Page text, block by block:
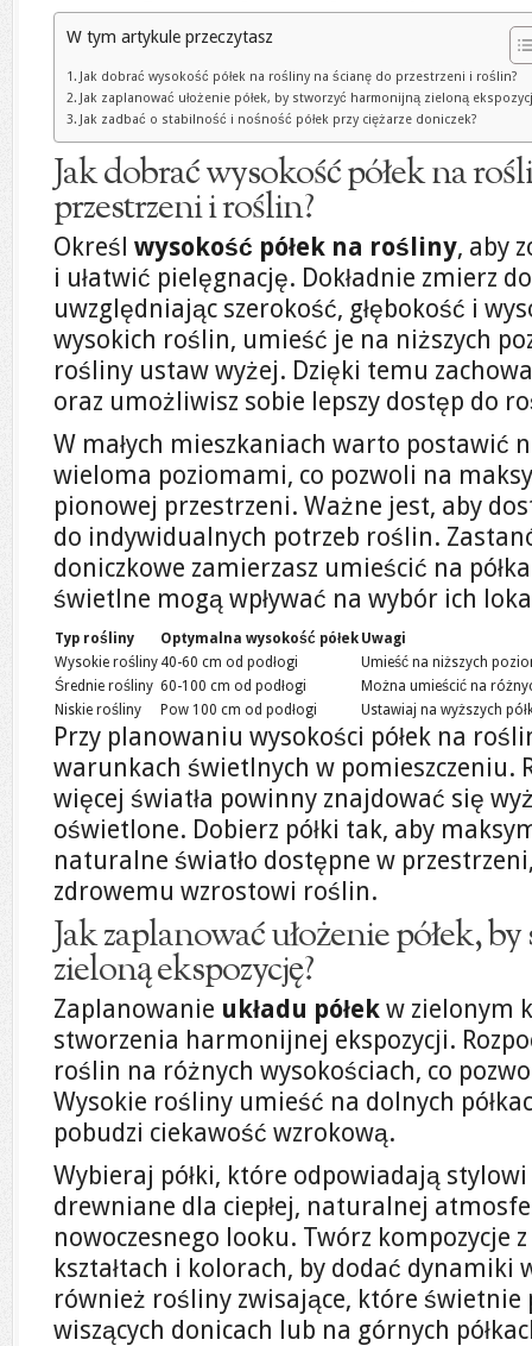
W tym artykule przeczytasz
Jak dobrać wysokość półek na rośliny na ścianę do przestrzeni i roślin?
Jak zaplanować ułożenie półek, by stworzyć harmonijną zieloną
Jak zadbać o stabilność i nośność półek przy ciężarze doniczek?
Jak dobrać wysokość półek na
przestrzeni i roślin?
Określ wysokość półek na rośliny, aby
i ułatwić pielęgnację. Dokładnie zmierz
uwzględniając szerokość, głębokość i
wysokich roślin, umieść je na niższych
rośliny ustaw wyżej. Dzięki temu
oraz umożliwisz sobie lepszy dostęp do
W małych mieszkaniach warto postawić
wieloma poziomami, co pozwoli na
pionowej przestrzeni. Ważne jest, aby
do indywidualnych potrzeb roślin.
doniczkowe zamierzasz umieścić na
świetlne mogą wpływać na wybór ich
Typ rośliny Optymalna wysokość półek Uwagi
Wysokie rośliny 40-60 cm od podłogi
Umieść na niższych
Średnie rośliny 60-100 cm od podłogi
Można umieścić na
Niskie rośliny
Pow 100 cm od podłogi Ustawiaj na wyższych
Przy planowaniu wysokości półek na
warunkach świetlnych w pomieszczeniu.
więcej światła powinny znajdować się
oświetlone. Dobierz półki tak, aby
naturalne światło dostępne w
zdrowemu wzrostowi roślin.
Jak zaplanować ułożenie półek,
zieloną ekspozycję?
Zaplanowanie układu półek w zielonym
stworzenia harmonijnej ekspozycji.
roślin na różnych wysokościach, co
Wysokie rośliny umieść na dolnych
pobudzi ciekawość wzrokową.
Wybieraj półki, które odpowiadają
drewniane dla ciepłej, naturalnej
nowoczesnego looku. Twórz kompozycje
kształtach i kolorach, by dodać dynamiki
również rośliny zwisające, które świetnie
wiszących donicach lub na górnych